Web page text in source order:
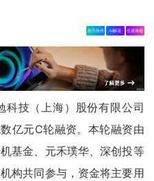
相关舆情 AI解读 生成海报
科技（上海）股份有限公司
数亿元C轮融资。本轮融资由
基金、元禾璞华、深创投等
构共同参与，资金将主要用